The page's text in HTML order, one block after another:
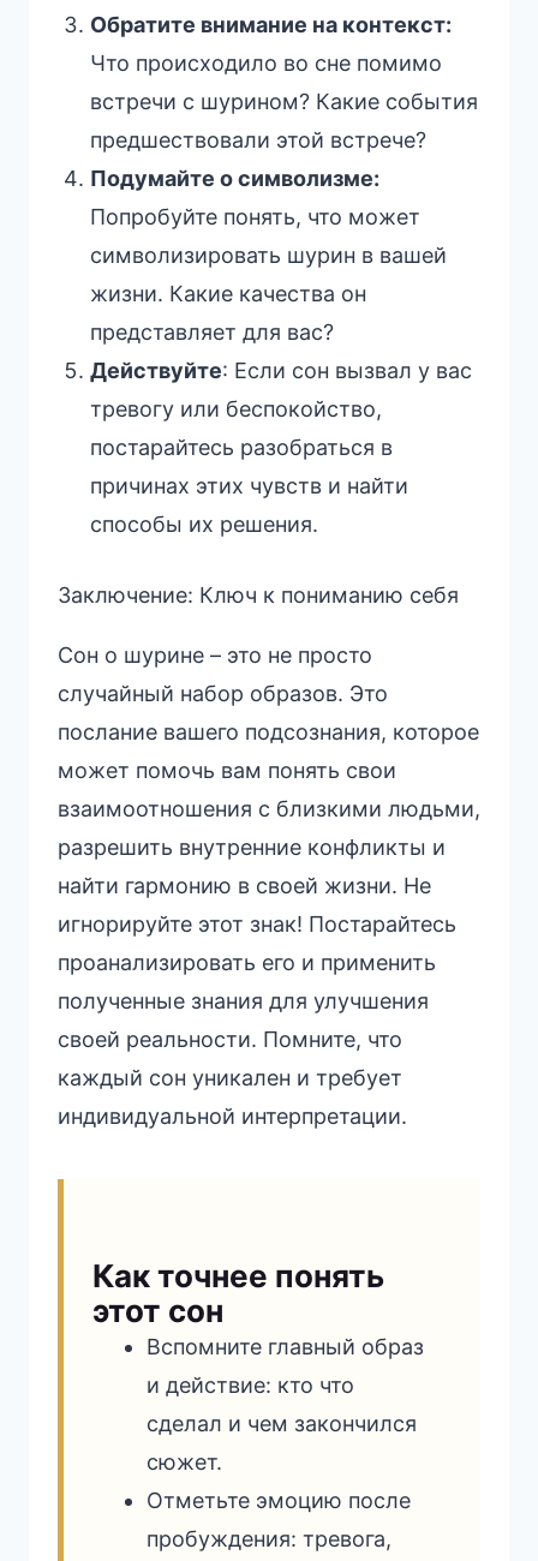
Обратите внимание на контекст:
Что происходило во сне помимо
встречи с шурином? Какие события
предшествовали этой встрече?
Подумайте о символизме:
Попробуйте понять, что может
символизировать шурин в вашей
жизни. Какие качества он
представляет для вас?
Действуйте: Если сон вызвал у вас
тревогу или беспокойство,
постарайтесь разобраться в
причинах этих чувств и найти
способы их решения.
Заключение: Ключ к пониманию себя
Сон о шурине – это не просто
случайный набор образов. Это
послание вашего подсознания, которое
может помочь вам понять свои
взаимоотношения с близкими людьми,
разрешить внутренние конфликты и
найти гармонию в своей жизни. Не
игнорируйте этот знак! Постарайтесь
проанализировать его и применить
полученные знания для улучшения
своей реальности. Помните, что
каждый сон уникален и требует
индивидуальной интерпретации.
Как точнее понять
этот сон
Вспомните главный образ
и действие: кто что
сделал и чем закончился
сюжет.
Отметьте эмоцию после
пробуждения: тревога,